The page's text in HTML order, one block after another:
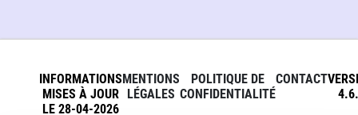
INFORMATIONS
MISES À JOUR
LE 28-04-2026
MENTIONS
LÉGALES
POLITIQUE DE
CONFIDENTIALITÉ
CONTACT